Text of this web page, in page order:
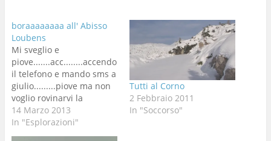
boraaaaaaaa all' Abisso
Loubens
Mi sveglio e
piove.......acc........accendo
il telefono e mando sms a
giulio.........piove ma non
voglio rovinarvi la
giornata e quindi
decidete voi lo zaino è
pronto. Verso
14 Marzo 2013
In "Esplorazioni"
Tutti al Corno
2 Febbraio 2011
In "Soccorso"